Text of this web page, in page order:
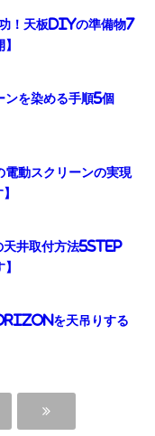
天板DIYの準備物7
ンを染める手順5個
電動スクリーンの実現
井取付方法5STEP
を天吊りする